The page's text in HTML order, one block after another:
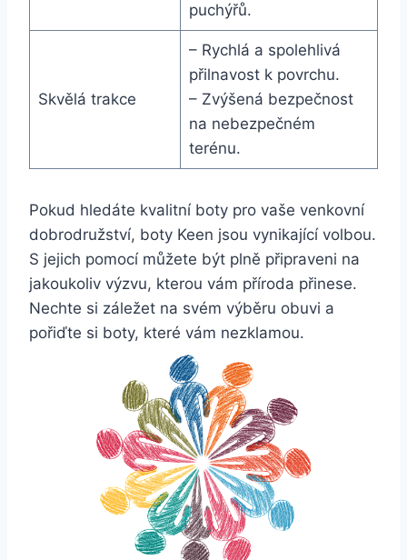
puchýřů.
Skvělá trakce
– Rychlá a spolehlivá
přilnavost k‌ povrchu.
– ‍Zvýšená ​bezpečnost
⁢na⁤ nebezpečném
terénu.
Pokud hledáte kvalitní boty pro vaše venkovní
dobrodružství,​ boty Keen jsou vynikající volbou.
S jejich pomocí můžete být plně připraveni na
jakoukoliv​ výzvu, kterou vám příroda přinese.
Nechte si záležet na ‍svém výběru​ obuvi a
pořiďte si boty, které vám nezklamou.